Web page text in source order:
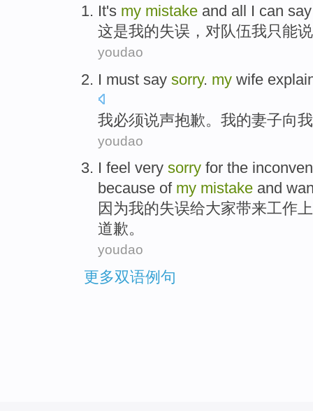
It's my mistake and all I can say
这是我的失误 ， 对队伍我只能说
youdao
I must say sorry. my wife
我必须说声抱歉。 我的妻子向我
youdao
I feel very sorry for the
because of my mistake and
因为我的失误给大家带来工作上
道歉。
youdao
更多双语例句